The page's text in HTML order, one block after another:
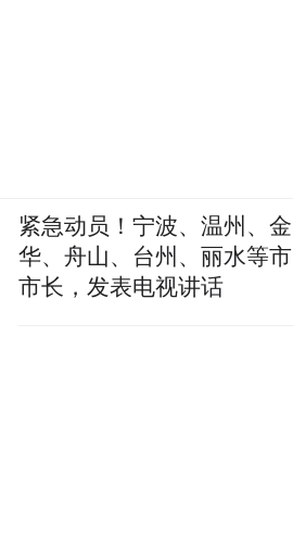
紧急动员！宁波、温州、金
华、舟山、台州、丽水等市
市长，发表电视讲话